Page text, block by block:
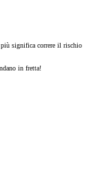
significa correre il rischio
in fretta!